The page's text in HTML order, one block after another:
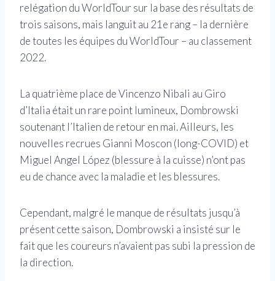
relégation du WorldTour sur la base des résultats de
trois saisons, mais languit au 21e rang – la dernière
de toutes les équipes du WorldTour – au classement
2022.
La quatrième place de Vincenzo Nibali au Giro
d’Italia était un rare point lumineux, Dombrowski
soutenant l’Italien de retour en mai. Ailleurs, les
nouvelles recrues Gianni Moscon (long-COVID) et
Miguel Angel López (blessure à la cuisse) n’ont pas
eu de chance avec la maladie et les blessures.
Cependant, malgré le manque de résultats jusqu’à
présent cette saison, Dombrowski a insisté sur le
fait que les coureurs n’avaient pas subi la pression de
la direction.